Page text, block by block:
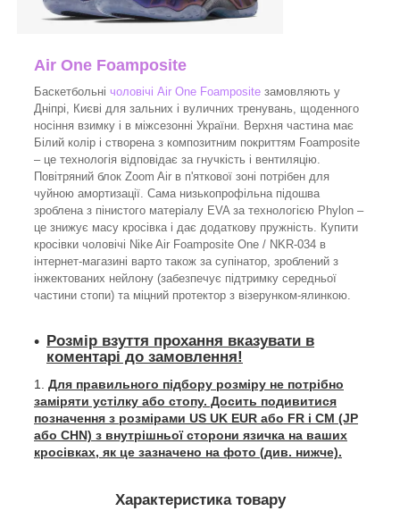
Air One Foamposite
Баскетбольні чоловічі Air One Foamposite замовляють у
Дніпрі, Києві для зальних і вуличних тренувань, щоденного
носіння взимку і в міжсезонні України. Верхня частина має
Білий колір і створена з композитним покриттям Foamposite
– це технологія відповідає за гнучкість і вентиляцію.
Повітряний блок Zoom Air в п'яткової зоні потрібен для
чуйною амортизації. Сама низькопрофільна підошва
зроблена з пінистого матеріалу EVA за технологією Phylon –
це знижує масу кросівка і дає додаткову пружність. Купити
кросівки чоловічі Nike Air Foamposite One / NKR-034 в
інтернет-магазині варто також за супінатор, зроблений з
інжектованих нейлону (забезпечує підтримку середньої
частини стопи) та міцний протектор з візерунком-ялинкою.
Розмір взуття прохання вказувати в
коментарі до замовлення!
Для правильного підбору розміру не потрібно
заміряти устілку або стопу. Досить подивитися
позначення з розмірами US UK EUR або FR і СМ (JP
або CHN) з внутрішньої сторони язичка на ваших
кросівках, як це зазначено на фото (див. нижче).
Характеристика товару